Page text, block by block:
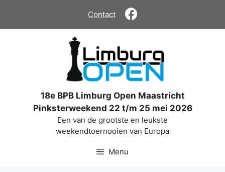
de
Contact
18e BPB Limburg Open Maastricht
Pinksterweekend 22 t/m 25 mei 2026
Een van de grootste en leukste
weekendtoernooien van Europa
Menu